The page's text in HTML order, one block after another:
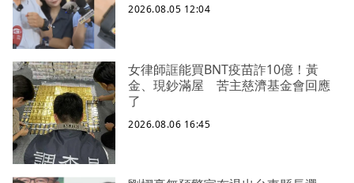
2026.08.05 12:04
女律師誆能買BNT疫苗詐10億！黃
金、現鈔滿屋 苦主慈濟基金會回應
了
2026.08.06 16:45